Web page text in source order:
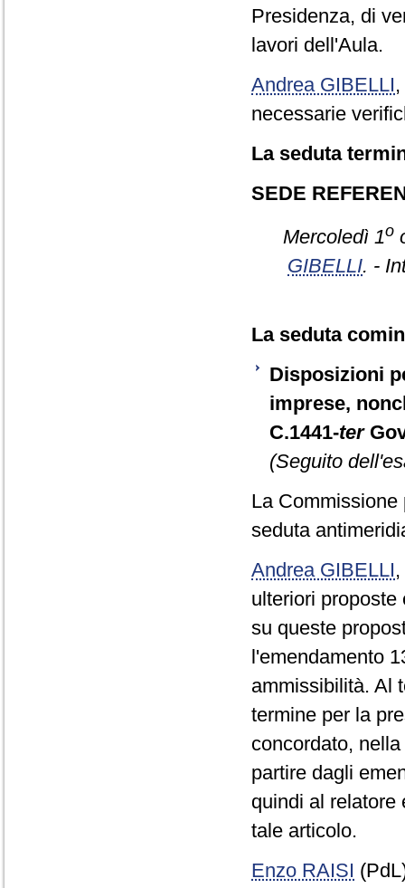
Presidenza, di
lavori dell'Aula.
Andrea GIBELLI,
necessarie
La seduta
SEDE
Mercoledì 1o
GIBELLI. -
La seduta
Disposizioni
imprese,
C.1441-ter
(Seguito
La
seduta
Andrea GIBELLI,
ulteriori
su queste
l'emendamento
ammissibilità. Al
termine per la
concordato,
partire dagli
quindi al relatore
tale articolo.
Enzo RAISI